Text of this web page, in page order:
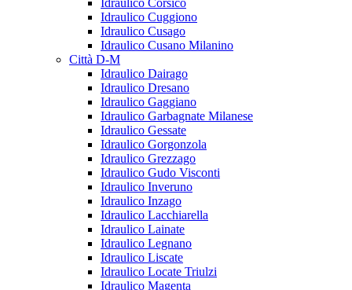
Idraulico Corsico
Idraulico Cuggiono
Idraulico Cusago
Idraulico Cusano Milanino
Città D-M
Idraulico Dairago
Idraulico Dresano
Idraulico Gaggiano
Idraulico Garbagnate Milanese
Idraulico Gessate
Idraulico Gorgonzola
Idraulico Grezzago
Idraulico Gudo Visconti
Idraulico Inveruno
Idraulico Inzago
Idraulico Lacchiarella
Idraulico Lainate
Idraulico Legnano
Idraulico Liscate
Idraulico Locate Triulzi
Idraulico Magenta